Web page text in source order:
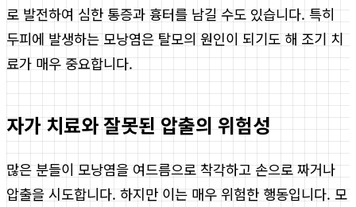
로 발전하여 심한 통증과 흉터를 남길 수도 있습니다. 특히
두피에 발생하는 모낭염은 탈모의 원인이 되기도 해 조기 치
료가 매우 중요합니다.
자가 치료와 잘못된 압출의 위험성
많은 분들이 모낭염을 여드름으로 착각하고 손으로 짜거나
압출을 시도합니다. 하지만 이는 매우 위험한 행동입니다. 모